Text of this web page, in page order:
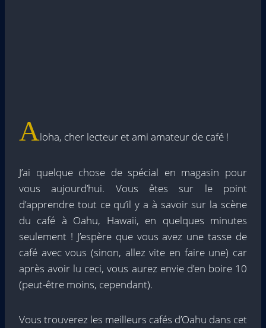
Aloha, cher lecteur et ami amateur de café !
J’ai quelque chose de spécial en magasin pour
vous aujourd’hui. Vous êtes sur le point
d’apprendre tout ce qu’il y a à savoir sur la scène
du café à Oahu, Hawaii, en quelques minutes
seulement ! J’espère que vous avez une tasse de
café avec vous (sinon, allez vite en faire une) car
après avoir lu ceci, vous aurez envie d’en boire 10
(peut-être moins, cependant).
Vous trouverez les meilleurs cafés d’Oahu dans cet